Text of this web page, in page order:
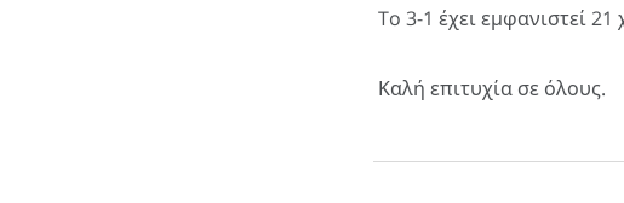
To 3-1 έχει εμφανιστεί
Καλή επιτυχία σε όλους.